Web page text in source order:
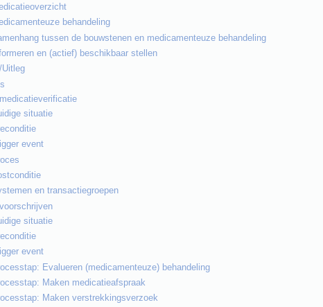
behandeling
tussen de bouwstenen en medicamenteuze behandeling
en (actief) beschikbaar stellen
Uitleg
situatie
event
en transactiegroepen
situatie
event
Evalueren (medicamenteuze) behandeling
Maken medicatieafspraak
Maken verstrekkingsverzoek